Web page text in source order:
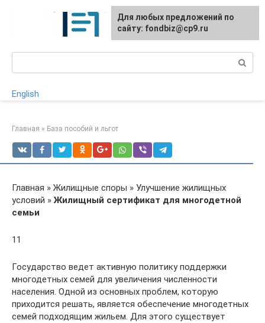
English
Главная » База пособий и льгот
Главная » Жилищные споры » Улучшение жилищных
условий » Жилищный сертификат для многодетной
семьи
11
Государство ведет активную политику поддержки
многодетных семей для увеличения численности
населения. Одной из основных проблем, которую
приходится решать, является обеспечение многодетных
семей подходящим жильем. Для этого существует
Для любых предложений по
сайту: fondbiz@cp9.ru